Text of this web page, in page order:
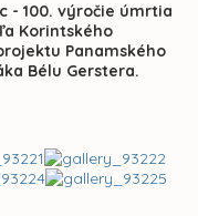
- 100. výročie úmrtia
Korintského
Panamského
Bélu Gerstera.